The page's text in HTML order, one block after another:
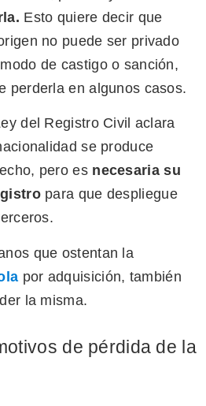
. Esto quiere decir que
no puede ser privado
de castigo o sanción,
perderla en algunos casos.
del Registro Civil aclara
se produce
pero es necesaria su
para que despliegue
que ostentan la
por adquisición, también
la misma.
de pérdida de la